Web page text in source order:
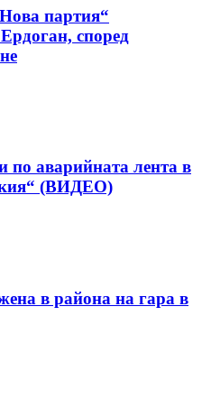
партия“
според
по аварийната лента в
(ВИДЕО)
в района на гара в